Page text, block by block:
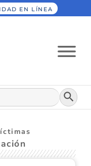
EN LÍNEA
Botón